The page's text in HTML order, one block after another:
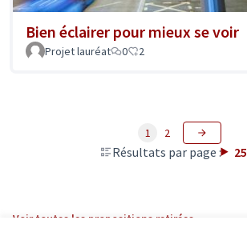
Bien éclairer pour mieux se voir
Projet lauréat 0 2
Résultats par page : 25
1 2
Voir toutes les propositions retirées